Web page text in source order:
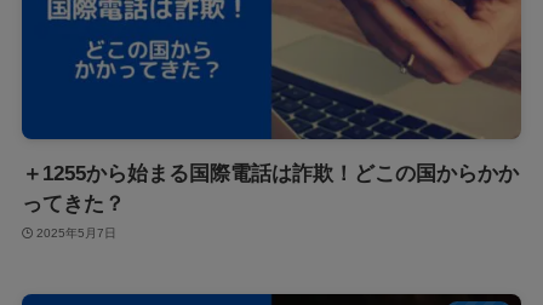
＋1255から始まる国際電話は詐欺！どこの国からかか
ってきた？
2025年5月7日